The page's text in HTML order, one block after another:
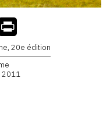
20e édition
2011